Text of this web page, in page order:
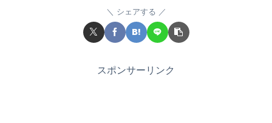
シェアする
スポンサーリンク